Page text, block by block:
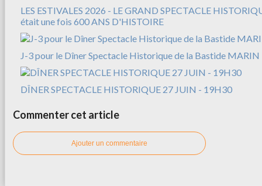
LES ESTIVALES 2026 - LE GRAND SPECTACLE
était une fois 600 ANS D'HISTOIRE
J-3 pour le Dîner Spectacle Historique de la Bastide MARIN
DÎNER SPECTACLE HISTORIQUE 27 JUIN - 19H30
Commenter cet article
Ajouter un commentaire